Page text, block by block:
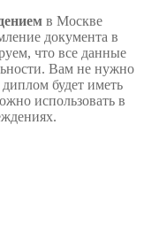
в Москве
документа в
что все данные
Вам не нужно
будет иметь
использовать в